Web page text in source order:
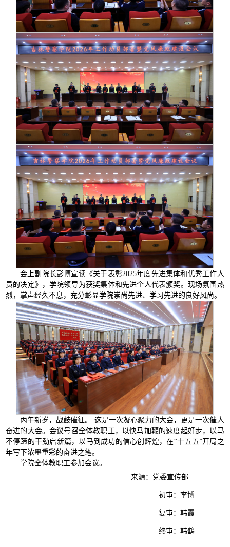
会上副院长彭博宣读《关于表彰2025年度先进集体和优秀工作人
员的决定》，学院领导为获奖集体和先进个人代表颁奖。现场氛围热
烈，掌声经久不息，充分彰显学院崇尚先进、学习先进的良好风尚。
丙午新岁，战鼓催征。 这是一次凝心聚力的大会，更是一次催人
奋进的大会。会议号召全体教职工，以快马加鞭的速度起好步，以马
不停蹄的干劲启新篇，以马到成功的信心创辉煌，在“十五五”开局之
年写下浓墨重彩的奋进之笔。
学院全体教职工参加会议。
来源：党委宣传部
初审：李博
复审：韩霞
终审：韩鹤